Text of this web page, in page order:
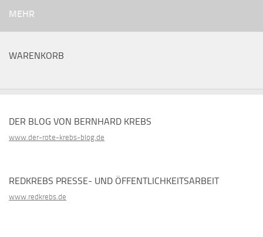
MEHR
WARENKORB
DER BLOG VON BERNHARD KREBS
www.der-rote-krebs-blog.de
REDKREBS PRESSE- UND ÖFFENTLICHKEITSARBEIT
www.redkrebs.de